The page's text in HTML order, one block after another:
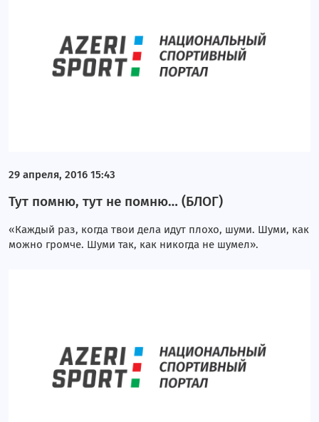
29 апреля, 2016 15:43
Тут помню, тут не помню… (БЛОГ)
«Каждый раз, когда твои дела идут плохо, шуми. Шуми, как
можно громче. Шуми так, как никогда не шумел».